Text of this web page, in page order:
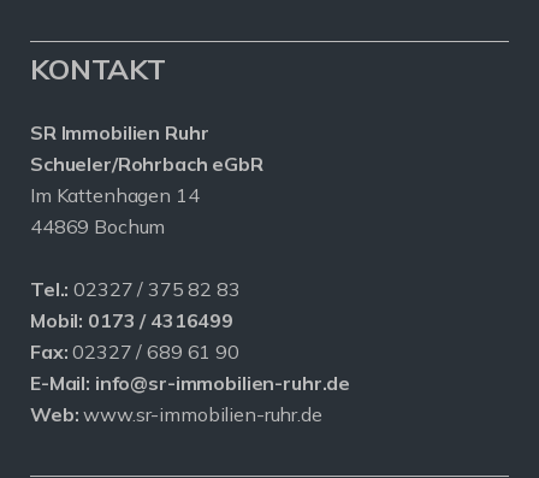
KONTAKT
SR Immobilien Ruhr
Schueler/Rohrbach eGbR
Im Kattenhagen 14
44869 Bochum
Tel.: 02327 / 375 82 83
Mobil: 0173 / 4316499
Fax: 02327 / 689 61 90
E-Mail: info@sr-immobilien-ruhr.de
Web: www.sr-immobilien-ruhr.de